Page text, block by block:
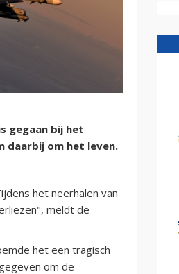
gegaan bij het
daarbij om het leven.
het neerhalen van
meldt de
het een tragisch
om de